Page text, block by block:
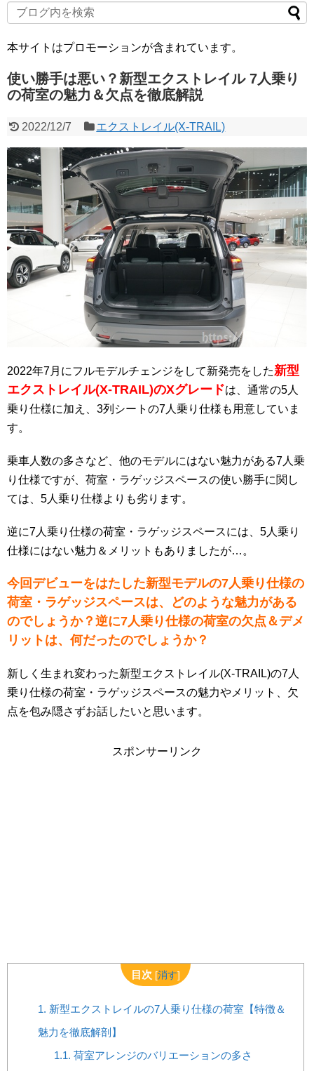
本サイトはプロモーションが含まれています。
使い勝手は悪い？新型エクストレイル 7人乗り
の荷室の魅力＆欠点を徹底解説
2022/12/7 エクストレイル(X-TRAIL)
2022年7月にフルモデルチェンジをして新発売をした新型
エクストレイル(X-TRAIL)のXグレードは、通常の5人
乗り仕様に加え、3列シートの7人乗り仕様も用意していま
す。
乗車人数の多さなど、他のモデルにはない魅力がある7人乗
り仕様ですが、荷室・ラゲッジスペースの使い勝手に関し
ては、5人乗り仕様よりも劣ります。
逆に7人乗り仕様の荷室・ラゲッジスペースには、5人乗り
仕様にはない魅力＆メリットもありましたが…。
今回デビューをはたした新型モデルの7人乗り仕様の
荷室・ラゲッジスペースは、どのような魅力がある
のでしょうか？逆に7人乗り仕様の荷室の欠点＆デメ
リットは、何だったのでしょうか？
新しく生まれ変わった新型エクストレイル(X-TRAIL)の7人
乗り仕様の荷室・ラゲッジスペースの魅力やメリット、欠
点を包み隠さずお話したいと思います。
スポンサーリンク
目次 [消す]
1. 新型エクストレイルの7人乗り仕様の荷室【特徴＆
魅力を徹底解剖】
1.1. 荷室アレンジのバリエーションの多さ